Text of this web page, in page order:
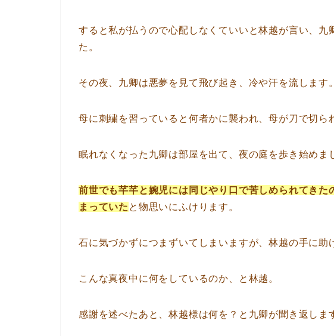
すると私が払うので心配しなくていいと林越が言い、九
た。
その夜、九卿は悪夢を見て飛び起き、冷や汗を流します。
母に刺繍を習っていると何者かに襲われ、母が刀で切ら
眠れなくなった九卿は部屋を出て、夜の庭を歩き始めま
前世でも芊芊と婉児には同じやり口で苦しめられてきた
まっていた と物思いにふけります。
石に気づかずにつまずいてしまいますが、林越の手に助
こんな真夜中に何をしているのか、と林越。
感謝を述べたあと、林越様は何を？と九卿が聞き返しま